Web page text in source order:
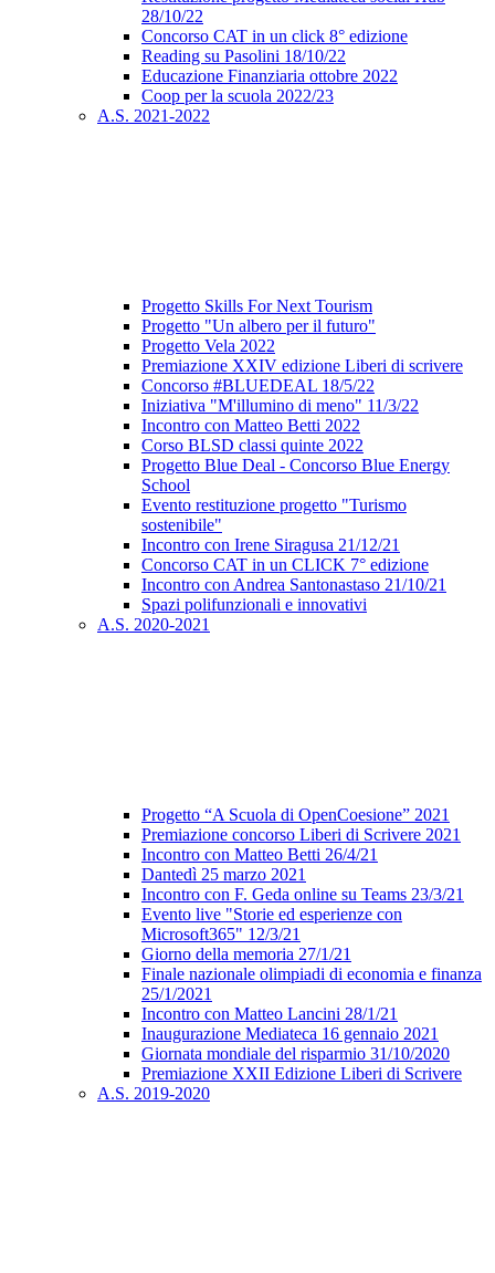
28/10/22
Concorso CAT in un click 8° edizione
Reading su Pasolini 18/10/22
Educazione Finanziaria ottobre 2022
Coop per la scuola 2022/23
A.S. 2021-2022
Progetto Skills For Next Tourism
Progetto "Un albero per il futuro"
Progetto Vela 2022
Premiazione XXIV edizione Liberi di scrivere
Concorso #BLUEDEAL 18/5/22
Iniziativa "M'illumino di meno" 11/3/22
Incontro con Matteo Betti 2022
Corso BLSD classi quinte 2022
Progetto Blue Deal - Concorso Blue Energy
School
Evento restituzione progetto "Turismo
sostenibile"
Incontro con Irene Siragusa 21/12/21
Concorso CAT in un CLICK 7° edizione
Incontro con Andrea Santonastaso 21/10/21
Spazi polifunzionali e innovativi
A.S. 2020-2021
Progetto “A Scuola di OpenCoesione” 2021
Premiazione concorso Liberi di Scrivere 2021
Incontro con Matteo Betti 26/4/21
Dantedì 25 marzo 2021
Incontro con F. Geda online su Teams 23/3/21
Evento live "Storie ed esperienze con
Microsoft365" 12/3/21
Giorno della memoria 27/1/21
Finale nazionale olimpiadi di economia e finanza
25/1/2021
Incontro con Matteo Lancini 28/1/21
Inaugurazione Mediateca 16 gennaio 2021
Giornata mondiale del risparmio 31/10/2020
Premiazione XXII Edizione Liberi di Scrivere
A.S. 2019-2020